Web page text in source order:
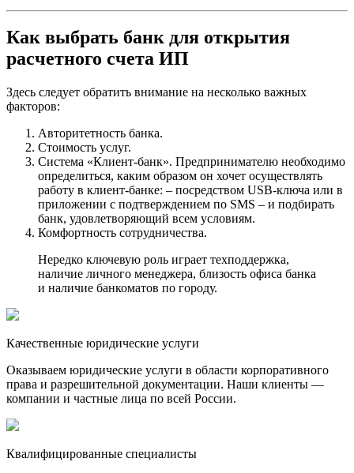
Как выбрать банк для открытия
расчетного счета ИП
Здесь следует обратить внимание на несколько важных
факторов:
Авторитетность банка.
Стоимость услуг.
Система «Клиент-банк». Предпринимателю необходимо
определиться, каким образом он хочет осуществлять
работу в клиент-банке: – посредством USB-ключа или в
приложении с подтверждением по SMS – и подбирать
банк, удовлетворяющий всем условиям.
Комфортность сотрудничества.
Нередко ключевую роль играет техподдержка,
наличие личного менеджера, близость офиса банка
и наличие банкоматов по городу.
Качественные юридические услуги
Оказываем юридические услуги в области корпоративного
права и разрешительной документации. Наши клиенты —
компании и частные лица по всей России.
Квалифицированные специалисты